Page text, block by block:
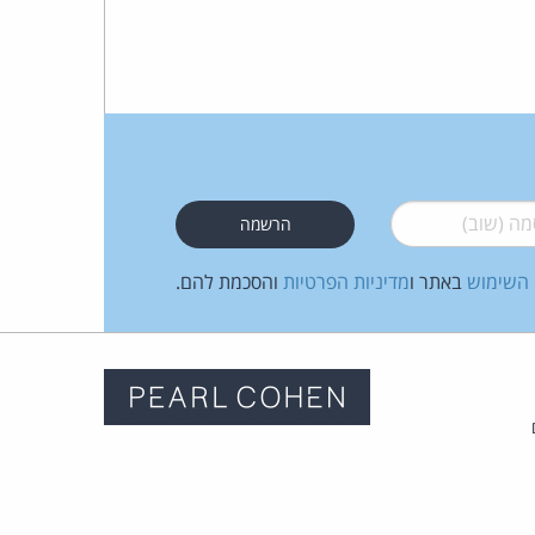
(שוב)*
השימוש באתר ומדיניות הפרטיות והסכמת להם.